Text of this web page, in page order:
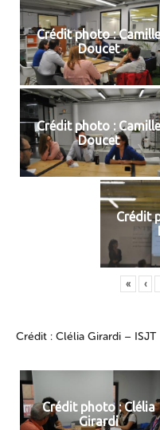
Crédit photo : Camille
Doucet
Crédit photo : Camille
Doucet
Crédit
« ‹
Crédit : Clélia Girardi – ISJT
Crédit photo : Clélia
Girardi